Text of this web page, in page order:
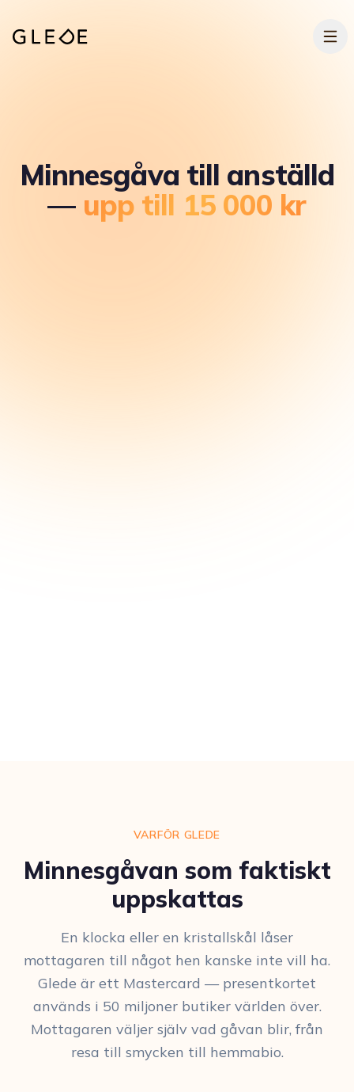
Minnesgåva till anställd
— upp till 15 000 kr
VARFÖR GLEDE
Minnesgåvan som faktiskt
uppskattas
En klocka eller en kristallskål låser
mottagaren till något hen kanske inte vill ha.
Glede är ett Mastercard — presentkortet
används i 50 miljoner butiker världen över.
Mottagaren väljer själv vad gåvan blir, från
resa till smycken till hemmabio.